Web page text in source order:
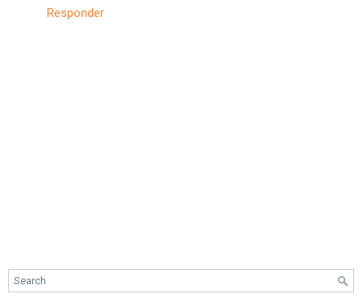
Responder